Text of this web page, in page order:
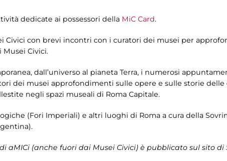
dedicate ai possessori della MiC Card.
Civici con brevi incontri con i curatori dei musei per
Civici.
dall’universo al pianeta Terra, i numerosi
dei musei approfondimenti sulle opere e sulle storie delle
negli spazi museali di Roma Capitale.
(Fori Imperiali) e altri luoghi di Roma a cura della
(anche fuori dai Musei Civici) è pubblicato sul sito di